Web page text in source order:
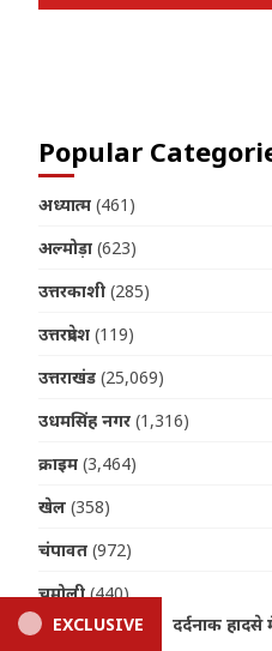
Popular
अध्यात्म (461)
अल्मोड़ा (623)
उत्तरकाशी (285)
उत्तरप्रदेश (119)
उत्तराखंड (25,069)
उधमसिंह नगर (1,316)
क्राइम (3,464)
खेल (358)
चंपावत (972)
चमोली(440)
जनपद(402)
EXCLUSIVE
Uttarakhand News: